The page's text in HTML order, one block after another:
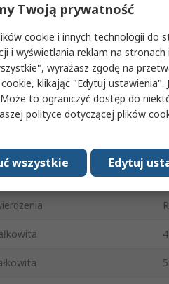
wyjściowego
napięcie zasilania
robocza -
Twoją prywatność
cookie i innych technologii do
i wyświetlania reklam na
wyrażasz zgodę na
klikając "Edytuj ustawienia".
to ograniczyć dostęp do
polityce dotyczącej plików
Edytuj
wszystkie